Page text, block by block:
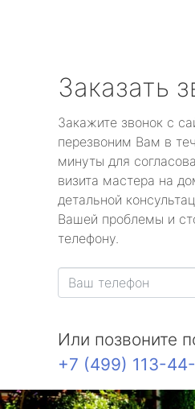
Заказать
Закажите звонок с
перезвоним Вам в
минуты для
визита мастера на
детальной
Вашей проблемы и
телефону.
Или позвоните
+7 (499) 113-